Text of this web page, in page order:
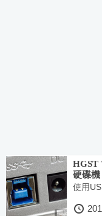
HGST
硬碟機
使用